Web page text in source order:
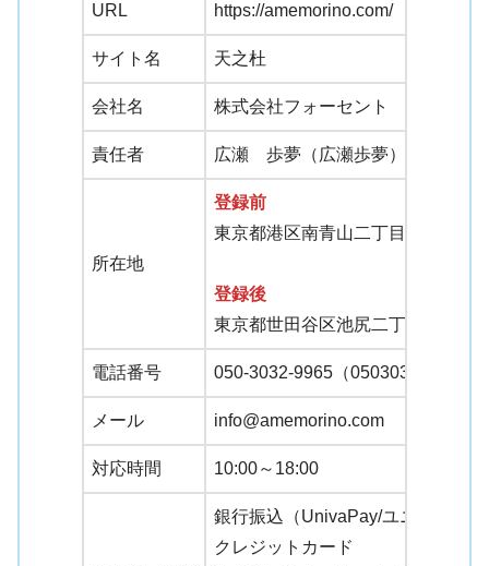
URL https://amemorino.com/
サイト名 天之杜
会社名 株式会社フォーセント
責任者 広瀬 歩夢（広瀬歩夢）
所在地
登録前
東京都港区南青山二丁目２番１５
登録後
東京都世田谷区池尻二丁目31番20
電話番号 050-3032-9965（05030329965）
メール info@amemorino.com
対応時間 10:00～18:00
銀行振込（UnivaPay/ユニヴァペ
クレジットカード